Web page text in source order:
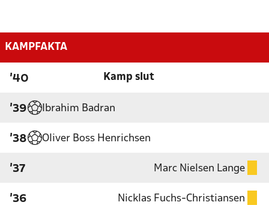
KAMPFAKTA
'40 Kamp slut
'39 Ibrahim Badran
'38 Oliver Boss Henrichsen
'37 Marc Nielsen Lange
'36 Nicklas Fuchs-Christiansen